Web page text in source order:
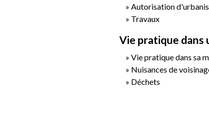
Autorisation
Travaux
Vie pratique dans
Vie pratique dans sa
Nuisances de
Déchets